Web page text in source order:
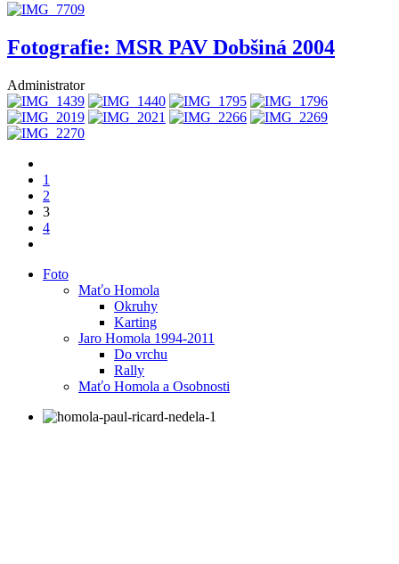
Fotografie: MSR PAV Dobšiná 2004
Administrator
1
2
3
4
Foto
Maťo Homola
Okruhy
Karting
Jaro Homola 1994-2011
Do vrchu
Rally
Maťo Homola a Osobnosti